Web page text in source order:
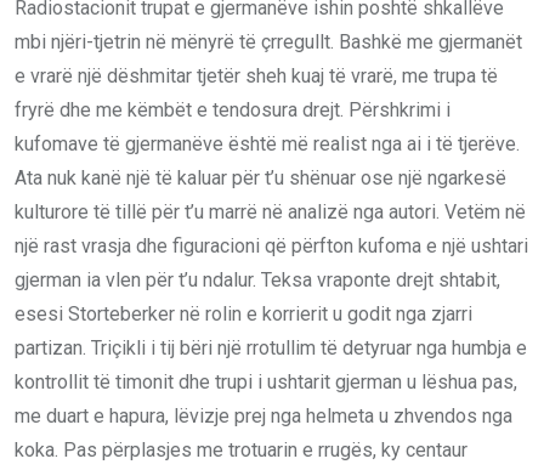
Radiostacionit trupat e gjermanëve ishin poshtë shkallëve
mbi njëri-tjetrin në mënyrë të çrregullt. Bashkë me gjermanët
e vrarë një dëshmitar tjetër sheh kuaj të vrarë, me trupa të
fryrë dhe me këmbët e tendosura drejt. Përshkrimi i
kufomave të gjermanëve është më realist nga ai i të tjerëve.
Ata nuk kanë një të kaluar për t’u shënuar ose një ngarkesë
kulturore të tillë për t’u marrë në analizë nga autori. Vetëm në
një rast vrasja dhe figuracioni që përfton kufoma e një ushtari
gjerman ia vlen për t’u ndalur. Teksa vraponte drejt shtabit,
esesi Storteberker në rolin e korrierit u godit nga zjarri
partizan. Triçikli i tij bëri një rrotullim të detyruar nga humbja e
kontrollit të timonit dhe trupi i ushtarit gjerman u lëshua pas,
me duart e hapura, lëvizje prej nga helmeta u zhvendos nga
koka. Pas përplasjes me trotuarin e rrugës, ky centaur